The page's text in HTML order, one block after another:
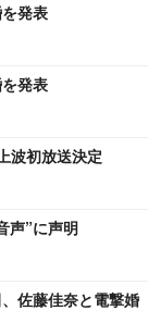
発表
発表
波初放送決定
声”に声明
佐藤佳奈と電撃婚